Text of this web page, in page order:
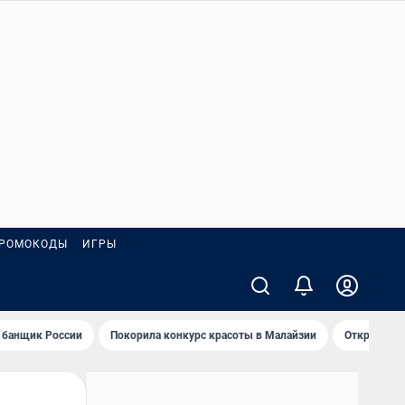
ИГРЫ
России Покорила конкурс красоты в Малайзии Открыл